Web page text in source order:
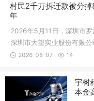
村民2千万拆迁款被分
年
2026年5月11日，深圳市
深圳市大望实业股份有限
支付1600万元的执行款
2026-08-07 14
宇树
本金